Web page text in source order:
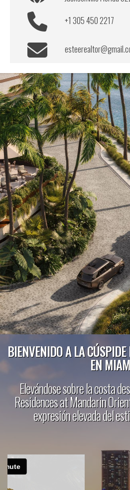
+1 305 450 2217
BIENVENIDO A LA
EN
Elevándose sobre la costa
Residences at Mandarin
expresión elevada del